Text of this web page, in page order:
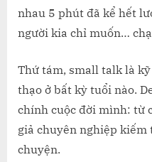
nhau 5 phút đã kể hết
người kia chỉ muốn…
Thứ tám, small talk là
thạo ở bất kỳ tuổi nào.
chính cuộc đời mình: từ
giả chuyên nghiệp
chuyện.